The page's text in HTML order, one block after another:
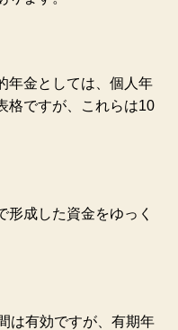
年金としては、個人年
格ですが、これらは10
形成した資金をゆっく
は有効ですが、有期年